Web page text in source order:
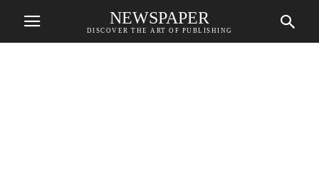
NEWSPAPER
DISCOVER THE ART OF PUBLISHING